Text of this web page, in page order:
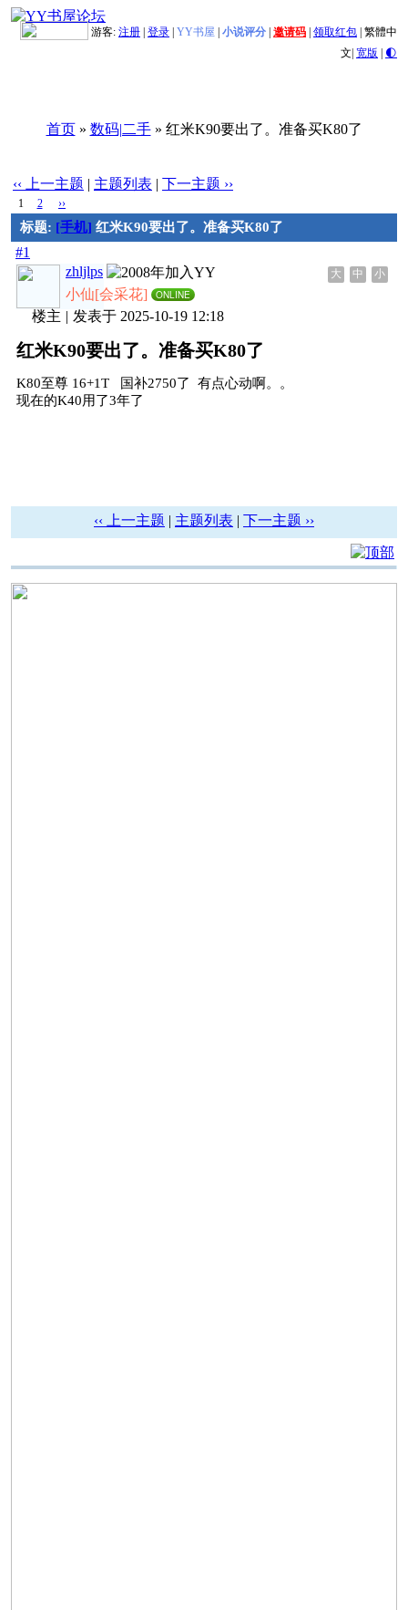
游客: 注册 登录 YY书屋 小说评分 邀请码 领取红包 繁體中
文| 宽版 | 🌓
首页» 数码|二手» 红米K90要出了。准备买K80了
‹‹ 上一主题 | 主题列表 | 下一主题 ››
1 2 ››
标题: [手机] 红米K90要出了。准备买K80了
#1
大 中 小
zhljlps
小仙[会采花]
ONLINE
楼主 | 发表于 2025-10-19 12:18
红米K90要出了。准备买K80了
K80至尊 16+1T 国补2750了 有点心动啊。。
现在的K40用了3年了
‹‹ 上一主题 | 主题列表 | 下一主题 ››